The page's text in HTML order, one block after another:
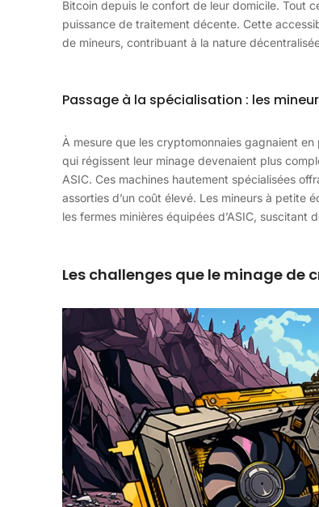
Bitcoin depuis le confort de leur domicile. Tout
puissance de traitement décente. Cette
de mineurs, contribuant à la nature
Passage à la spécialisation : les
À mesure que les cryptomonnaies gagnaient
qui régissent leur minage devenaient plus
ASIC. Ces machines hautement spécialisées
assorties d’un coût élevé. Les mineurs à petite
les fermes minières équipées d’ASIC,
Les challenges que le minage de